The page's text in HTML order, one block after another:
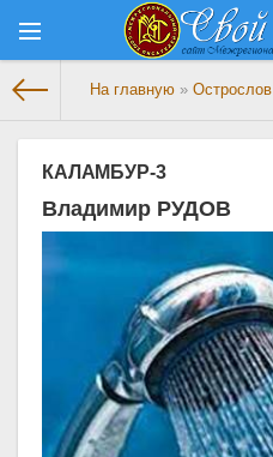
На главную » Острослов
КАЛАМБУР-3
Владимир РУДОВ